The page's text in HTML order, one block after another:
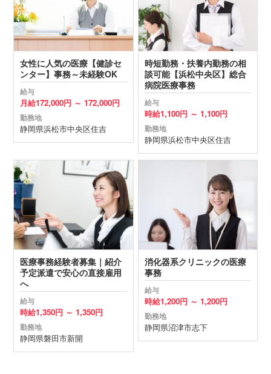
女性に人気の医療【健診セ
ンター】事務～未経験OK
給与
月給172,000円 ～ 172,000円
勤務地
静岡県浜松市中央区住吉
時短勤務・扶養内勤務の相
談可能【浜松中央区】総合
病院医療事務
給与
時給1,100円 ～ 1,100円
勤務地
静岡県浜松市中央区住吉
医療事務経験者募集｜紹介
予定派遣で安心の直接雇用
へ
給与
時給1,350円 ～ 1,350円
勤務地
静岡県磐田市新開
消化器系クリニックの医療
事務
給与
時給1,200円 ～ 1,200円
勤務地
静岡県沼津市志下